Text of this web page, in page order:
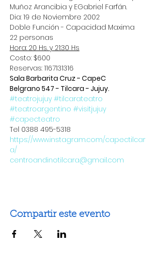
Muñoz Arancibia y EGabriel Farfán.
Dia: 19 de Noviembre 2002
Doble Función - Capacidad Maxima
22 personas
Hora: 20 Hs. y 21:30 Hs
Costo: $600
Reservas: 1167131316
Sala Barbarita Cruz - CapeC
Belgrano 547 - Tilcara - Jujuy.
#teatrojujuy #tilcarateatro
#teatroargentino #visitjujuy
#capecteatro
Tel 0388 495-5318
https://www.instagram.com/capectilcar
a/
centroandinotilcara@gmail.com
Compartir este evento